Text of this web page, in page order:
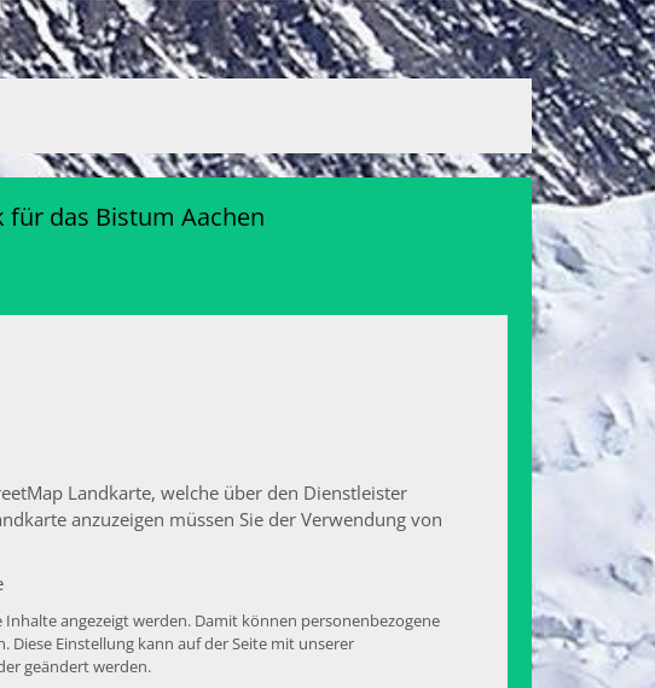
für das Bistum Aachen
Landkarte, welche über den Dienstleister
anzuzeigen müssen Sie der Verwendung von
angezeigt werden. Damit können personenbezogene
Einstellung kann auf der Seite mit unserer
geändert werden.